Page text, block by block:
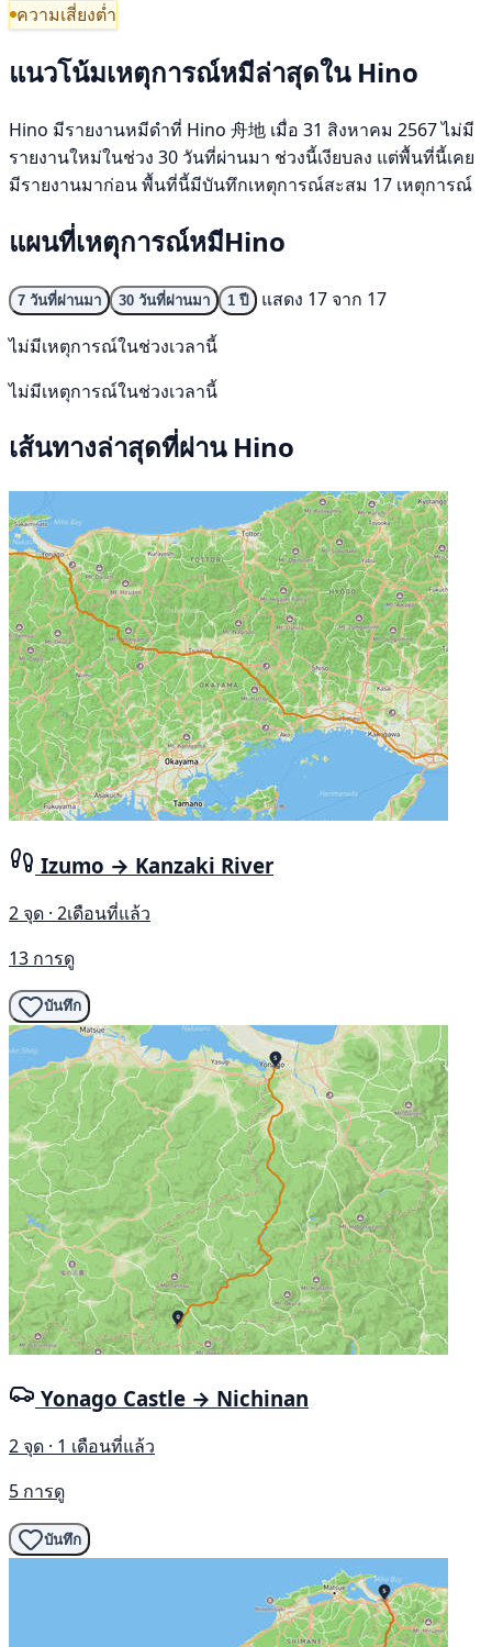
ความเสี่ยงต่ำ
แนวโน้มเหตุการณ์หมีล่าสุดใน Hino
Hino มีรายงานหมีดำที่ Hino 舟地 เมื่อ 31 สิงหาคม 2567 ไม่มี
รายงานใหม่ในช่วง 30 วันที่ผ่านมา ช่วงนี้เงียบลง แต่พื้นที่นี้เคย
มีรายงานมาก่อน พื้นที่นี้มีบันทึกเหตุการณ์สะสม 17 เหตุการณ์
แผนที่เหตุการณ์หมีHino
7 วันที่ผ่านมา 30 วันที่ผ่านมา 1 ปี
แสดง 17 จาก 17
ไม่มีเหตุการณ์ในช่วงเวลานี้
ไม่มีเหตุการณ์ในช่วงเวลานี้
เส้นทางล่าสุดที่ผ่าน Hino
Izumo → Kanzaki River
2 จุด · 2เดือนที่แล้ว
13 การดู
บันทึก
Yonago Castle → Nichinan
2 จุด · 1 เดือนที่แล้ว
5 การดู
บันทึก